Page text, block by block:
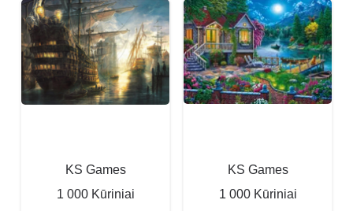
KS Games
1 000 Kūriniai
KS Games
1 000 Kūriniai